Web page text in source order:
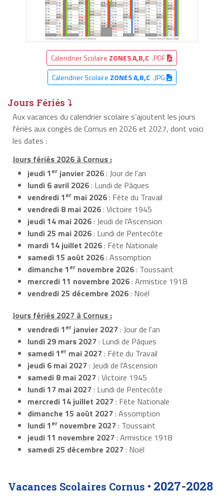
Calendrier Scolaire ZONES A,B,C .PDF
Calendrier Scolaire ZONES A,B,C.JPG
Jours Fériés ⤵
Aux vacances du calendrier scolaire s’ajoutent les jours
fériés aux congés de Cornus en 2026 et 2027, dont voici
les dates :
Jours fériés 2026 à Cornus :
jeudi 1er janvier 2026: Jour de l'an
lundi 6 avril 2026: Lundi de Pâques
vendredi 1er mai 2026: Fête du Travail
vendredi 8 mai 2026: Victoire 1945
jeudi 14 mai 2026: Jeudi de l'Ascension
lundi 25 mai 2026: Lundi de Pentecôte
mardi 14 juillet 2026: Fête Nationale
samedi 15 août 2026: Assomption
dimanche 1er novembre 2026: Toussaint
mercredi 11 novembre 2026: Armistice 1918
vendredi 25 décembre 2026: Noël
Jours fériés 2027 à Cornus :
vendredi 1er janvier 2027: Jour de l'an
lundi 29 mars 2027: Lundi de Pâques
samedi 1er mai 2027: Fête du Travail
jeudi 6 mai 2027: Jeudi de l'Ascension
samedi 8 mai 2027: Victoire 1945
lundi 17 mai 2027: Lundi de Pentecôte
mercredi 14 juillet 2027: Fête Nationale
dimanche 15 août 2027: Assomption
lundi 1er novembre 2027: Toussaint
jeudi 11 novembre 2027: Armistice 1918
samedi 25 décembre 2027: Noël
Vacances Scolaires Cornus • 2027-2028